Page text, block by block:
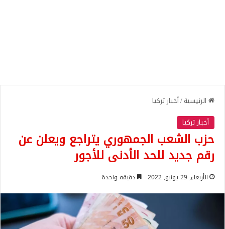
الرئيسية/أخبار تركيا
أخبار تركيا
حزب الشعب الجمهوري يتراجع ويعلن عن
رقم جديد للحد الأدنى للأجور
الأربعاء, 29 يونيو, 2022 دقيقة واحدة